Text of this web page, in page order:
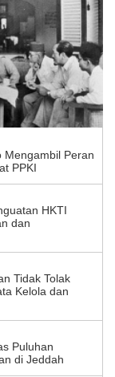
Mengambil Peran
PPKI
HKTI
dan
Tidak Tolak
Kelola dan
Puluhan
di Jeddah